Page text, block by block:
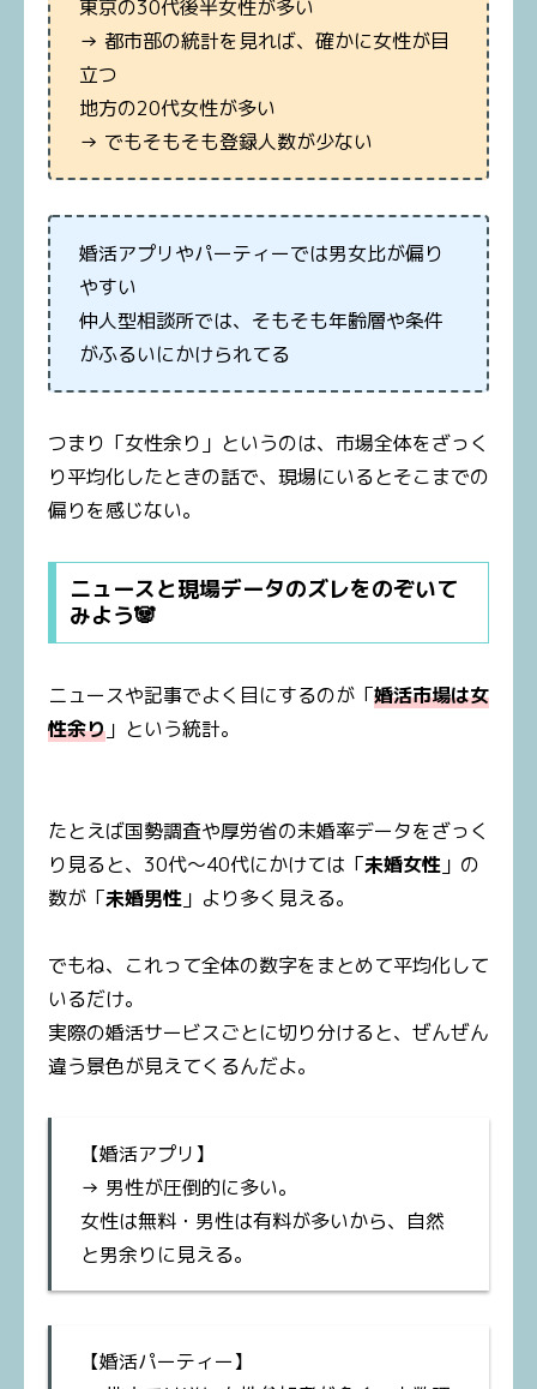
東京の30代後半女性が多い
→ 都市部の統計を見れば、確かに女性が目
立つ
地方の20代女性が多い
→ でもそもそも登録人数が少ない
婚活アプリやパーティーでは男女比が偏り
やすい
仲人型相談所では、そもそも年齢層や条件
がふるいにかけられてる
つまり「女性余り」というのは、市場全体をざっく
り平均化したときの話で、現場にいるとそこまでの
偏りを感じない。
ニュースと現場データのズレをのぞいて
みよう🐼
ニュースや記事でよく目にするのが「婚活市場は女
性余り 」という統計。
たとえば国勢調査や厚労省の未婚率データをざっく
り見ると、30代〜40代にかけては「未婚女性 」の
数が「未婚男性 」より多く見える。
でもね、これって全体の数字をまとめて平均化して
いるだけ。
実際の婚活サービスごとに切り分けると、ぜんぜん
違う景色が見えてくるんだよ。
【婚活アプリ】
→ 男性が圧倒的に多い。
女性は無料・男性は有料が多いから、自然
と男余りに見える。
【婚活パーティー】